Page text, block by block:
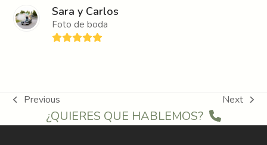
Sara y Carlos
Foto de boda
Rating:
previous
Previous
next
Next
¿QUIERES QUE HABLEMOS?